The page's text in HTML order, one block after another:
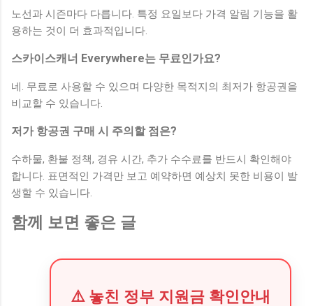
노선과 시즌마다 다릅니다. 특정 요일보다 가격 알림 기능을 활
용하는 것이 더 효과적입니다.
스카이스캐너 Everywhere는 무료인가요?
네. 무료로 사용할 수 있으며 다양한 목적지의 최저가 항공권을
비교할 수 있습니다.
저가 항공권 구매 시 주의할 점은?
수하물, 환불 정책, 경유 시간, 추가 수수료를 반드시 확인해야
합니다. 표면적인 가격만 보고 예약하면 예상치 못한 비용이 발
생할 수 있습니다.
함께 보면 좋은 글
⚠️ 놓친 정부 지원금 확인안내